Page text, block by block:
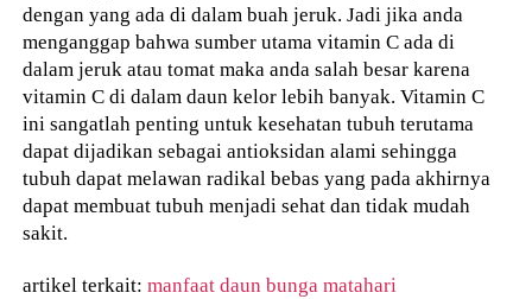
dengan yang ada di dalam buah jeruk. Jadi jika anda
menganggap bahwa sumber utama vitamin C ada di
dalam jeruk atau tomat maka anda salah besar karena
vitamin C di dalam daun kelor lebih banyak. Vitamin C
ini sangatlah penting untuk kesehatan tubuh terutama
dapat dijadikan sebagai antioksidan alami sehingga
tubuh dapat melawan radikal bebas yang pada akhirnya
dapat membuat tubuh menjadi sehat dan tidak mudah
sakit.
artikel terkait:manfaat daun bunga matahari